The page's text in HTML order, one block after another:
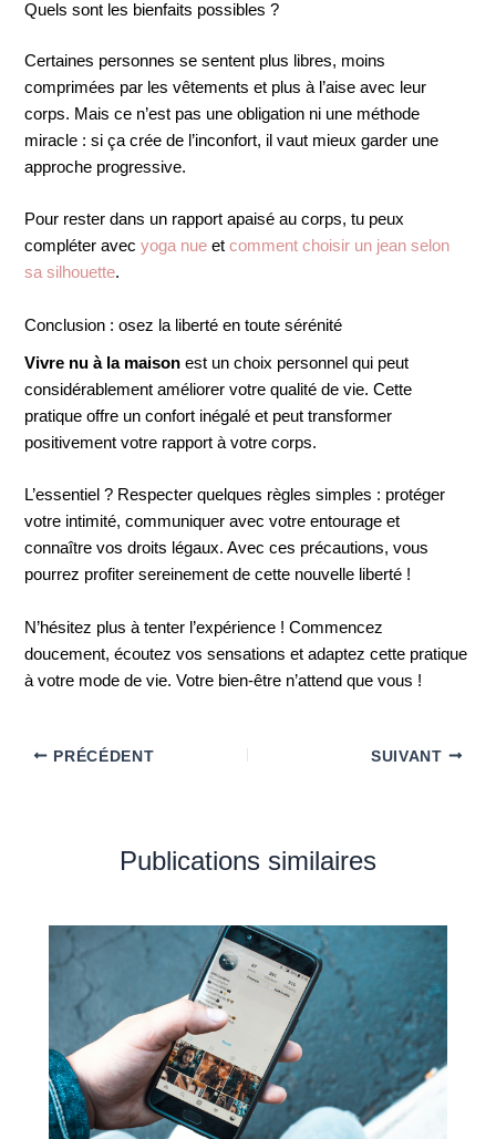
Quels sont les bienfaits possibles ?
Certaines personnes se sentent plus libres, moins
comprimées par les vêtements et plus à l’aise avec leur
corps. Mais ce n’est pas une obligation ni une méthode
miracle : si ça crée de l’inconfort, il vaut mieux garder une
approche progressive.
Pour rester dans un rapport apaisé au corps, tu peux
compléter avecyoga nue etcomment choisir un jean selon
sa silhouette.
Conclusion : osez la liberté en toute sérénité
Vivre nu à la maison est un choix personnel qui peut
considérablement améliorer votre qualité de vie. Cette
pratique offre un confort inégalé et peut transformer
positivement votre rapport à votre corps.
L’essentiel ? Respecter quelques règles simples : protéger
votre intimité, communiquer avec votre entourage et
connaître vos droits légaux. Avec ces précautions, vous
pourrez profiter sereinement de cette nouvelle liberté !
N’hésitez plus à tenter l’expérience ! Commencez
doucement, écoutez vos sensations et adaptez cette pratique
à votre mode de vie. Votre bien-être n’attend que vous !
PRÉCÉDENT SUIVANT
Publications similaires